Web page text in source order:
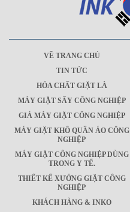
VỀ TRANG CHỦ
TIN TỨC
HÓA CHẤT GIẶT LÀ
MÁY GIẶT SẤY CÔNG NGHIỆP
GIÁ MÁY GIẶT CÔNG NGHIỆP
MÁY GIẶT KHÔ QUẦN ÁO CÔNG
NGHIỆP
MÁY GIẶT CÔNG NGHIỆP DÙNG
TRONG Y TẾ.
THIẾT KẾ XƯỞNG GIẶT CÔNG
NGHIỆP
KHÁCH HÀNG & INKO